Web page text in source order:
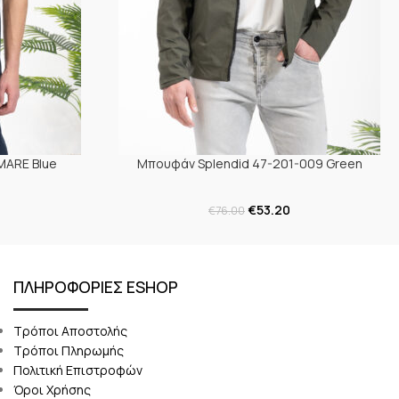
Blue Μπουφάν Splendid 47-201-009 Green
€76.00€53.20
ΠΛΗΡΟΦΟΡΙΕΣ ESHOP
Τρόποι Αποστολής
Τρόποι Πληρωμής
Πολιτική Επιστροφών
Όροι Χρήσης